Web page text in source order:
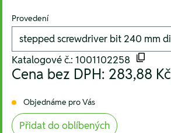
Provedení
Katalogové č.: 1001102258
Cena bez DPH: 283,88 Kč
Objednáme pro Vás
Přidat do oblíbených